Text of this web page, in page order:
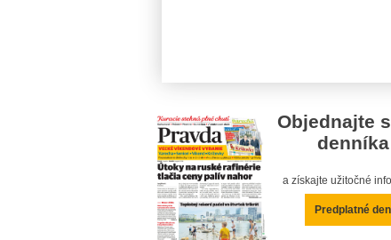
Objednajte
a získajte užitočné
Predplatné